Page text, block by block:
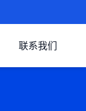
联系我们